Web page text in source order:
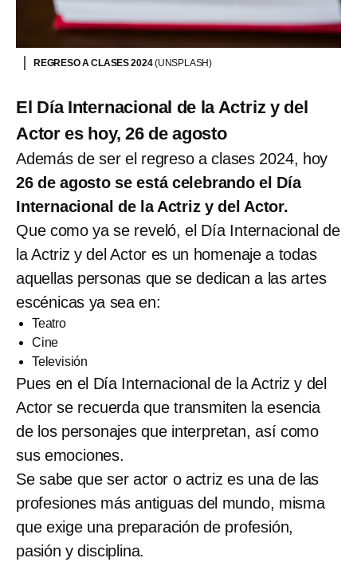
REGRESO A CLASES 2024(UNSPLASH)
El Día Internacional de la Actriz y del
Actor es hoy, 26 de agosto
Además de ser el regreso a clases 2024, hoy
26 de agosto se está celebrando el Día
Internacional de la Actriz y del Actor.
Que como ya se reveló, el Día Internacional de
la Actriz y del Actor es un homenaje a todas
aquellas personas que se dedican a las artes
escénicas ya sea en:
Teatro
Cine
Televisión
Pues en el Día Internacional de la Actriz y del
Actor se recuerda que transmiten la esencia
de los personajes que interpretan, así como
sus emociones.
Se sabe que ser actor o actriz es una de las
profesiones más antiguas del mundo, misma
que exige una preparación de profesión,
pasión y disciplina.